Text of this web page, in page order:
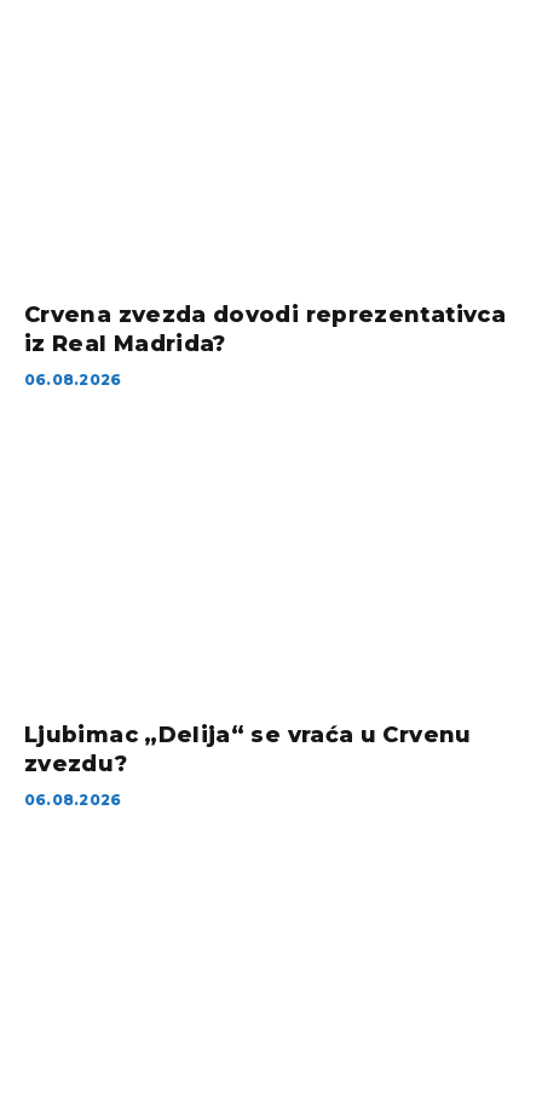
Crvena zvezda dovodi reprezentativca
iz Real Madrida?
06.08.2026
Ljubimac „Delija“ se vraća u Crvenu
zvezdu?
06.08.2026